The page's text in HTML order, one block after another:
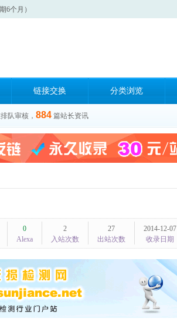
6个月）
链接交换 分类浏览
队审核， 884 篇站长资讯
0
Alexa
2
入站次数
27
出站次数
2014-12-07
收录日期